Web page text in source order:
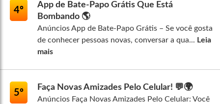
4º
App de Bate-Papo Grátis Que Está
Bombando 🌎
Anúncios App de Bate-Papo Grátis – Se você gosta
de conhecer pessoas novas, conversar a qua... Leia
mais
5º
Faça Novas Amizades Pelo Celular! 💬🌍
Anúncios Faça Novas Amizades Pelo Celular: Você